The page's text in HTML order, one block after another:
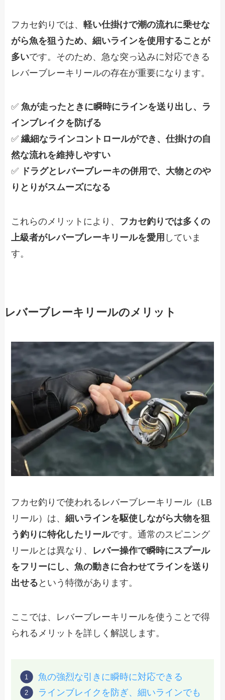
フカセ釣りでは、軽い仕掛けで潮の流れに乗せな
がら魚を狙うため、細いラインを使用することが
多いです。そのため、急な突っ込みに対応できる
レバーブレーキリールの存在が重要になります。
✅魚が走ったときに瞬時にラインを送り出し、ラ
インブレイクを防げる
✅繊細なラインコントロールができ、仕掛けの自
然な流れを維持しやすい
✅
ドラグとレバーブレーキの併用で、大物とのや
りとりがスムーズになる
これらのメリットにより、 フカセ釣りでは多くの
上級者がレバーブレーキリールを愛用 していま
す。
レバーブレーキリールのメリット
フカセ釣りで使われるレバーブレーキリール（LB
リール）は、細いラインを駆使しながら大物を狙
う釣りに特化したリールです。通常のスピニング
リールとは異なり、 レバー操作で瞬時にスプール
をフリーにし、魚の動きに合わせてラインを送り
出せる という特徴があります。
ここでは、レバーブレーキリールを使うことで得
られるメリットを詳しく解説します。
魚の強烈な引きに瞬時に対応できる
ラインブレイクを防ぎ、細いラインでも